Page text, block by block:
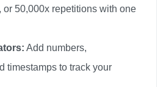
or 50,000x repetitions with one
Add numbers,
timestamps to track your